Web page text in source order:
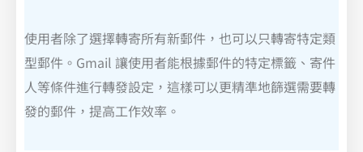
使用者除了選擇轉寄所有新郵件，也可以只轉寄特定類
型郵件。Gmail 讓使用者能根據郵件的特定標籤、寄件
人等條件進行轉發設定，這樣可以更精準地篩選需要轉
發的郵件，提高工作效率。